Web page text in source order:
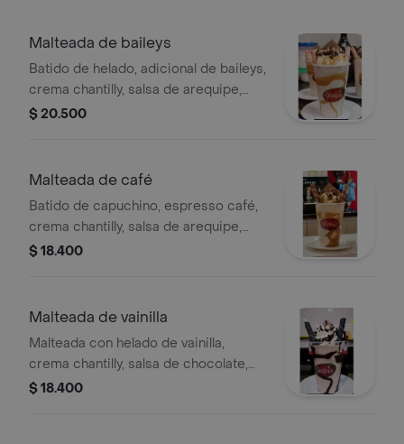
Malteada de baileys
Batido de helado, adicional de baileys,
crema chantilly, salsa de arequipe,
barquillo y galleta de chocolate.
$ 20.500
Malteada de café
Batido de capuchino, espresso café,
crema chantilly, salsa de arequipe,
galleta y barquillo.
$ 18.400
Malteada de vainilla
Malteada con helado de vainilla,
crema chantilly, salsa de chocolate,
barquillo y karchy.
$ 18.400